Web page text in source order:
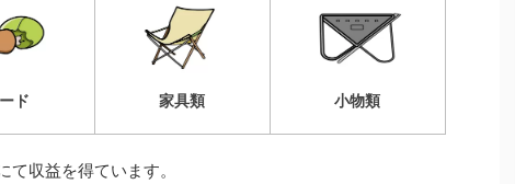
ド 家具類 小物類
収益を得ています。